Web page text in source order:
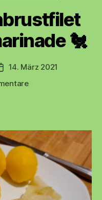
🐔
14. März 2021
zu
🐔